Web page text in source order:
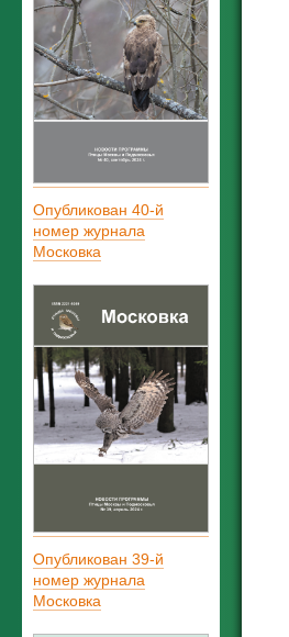
Опубликован 40-й
номер журнала
Московка
Опубликован 39-й
номер журнала
Московка